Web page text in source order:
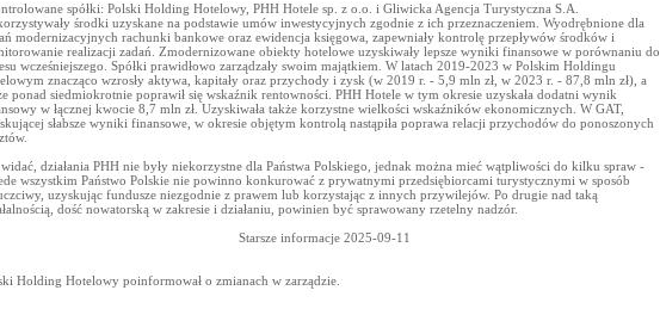
spółki: Polski Holding Hotelowy, PHH Hotele sp. z o.o. i Gliwicka Agencja Turystyczna S.A.
środki uzyskane na podstawie umów inwestycyjnych zgodnie z ich przeznaczeniem. Wyodrębnione dla
modernizacyjnych rachunki bankowe oraz ewidencja księgowa, zapewniały kontrolę przepływów środków i
realizacji zadań. Zmodernizowane obiekty hotelowe uzyskiwały lepsze wyniki finansowe w porównaniu do
wcześniejszego. Spółki prawidłowo zarządzały swoim majątkiem. W latach 2019-2023 w Polskim Holdingu
znacząco wzrosły aktywa, kapitały oraz przychody i zysk (w 2019 r. - 5,9 mln zł, w 2023 r. - 87,8 mln zł), a
ponad siedmiokrotnie poprawił się wskaźnik rentowności. PHH Hotele w tym okresie uzyskała dodatni wynik
w łącznej kwocie 8,7 mln zł. Uzyskiwała także korzystne wielkości wskaźników ekonomicznych. W GAT,
słabsze wyniki finansowe, w okresie objętym kontrolą nastąpiła poprawa relacji przychodów do ponoszonych
widać, działania PHH nie były niekorzystne dla Państwa Polskiego, jednak można mieć wątpliwości do kilku spraw -
wszystkim Państwo Polskie nie powinno konkurować z prywatnymi przedsiębiorcami turystycznymi w sposób
uzyskując fundusze niezgodnie z prawem lub korzystając z innych przywilejów. Po drugie nad taką
dość nowatorską w zakresie i działaniu, powinien być sprawowany rzetelny nadzór.
Starsze informacje 2025-09-11
Holding Hotelowy poinformował o zmianach w zarządzie.